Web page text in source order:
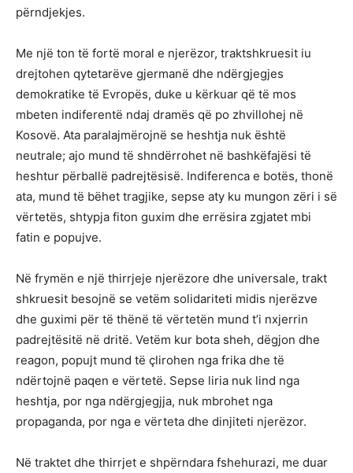
përndjekjes.
Me një ton të fortë moral e njerëzor, traktshkruesit iu
drejtohen qytetarëve gjermanë dhe ndërgjegjes
demokratike të Evropës, duke u kërkuar që të mos
mbeten indiferentë ndaj dramës që po zhvillohej në
Kosovë. Ata paralajmërojnë se heshtja nuk është
neutrale; ajo mund të shndërrohet në bashkëfajësi të
heshtur përballë padrejtësisë. Indiferenca e botës, thonë
ata, mund të bëhet tragjike, sepse aty ku mungon zëri i së
vërtetës, shtypja fiton guxim dhe errësira zgjatet mbi
fatin e popujve.
Në frymën e një thirrjeje njerëzore dhe universale, trakt
shkruesit besojnë se vetëm solidariteti midis njerëzve
dhe guximi për të thënë të vërtetën mund t’i nxjerrin
padrejtësitë në dritë. Vetëm kur bota sheh, dëgjon dhe
reagon, popujt mund të çlirohen nga frika dhe të
ndërtojnë paqen e vërtetë. Sepse liria nuk lind nga
heshtja, por nga ndërgjegjja, nuk mbrohet nga
propaganda, por nga e vërteta dhe dinjiteti njerëzor.
Në traktet dhe thirrjet e shpërndara fshehurazi, me duar